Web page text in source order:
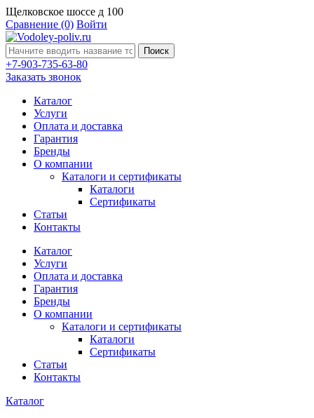
Щелковское шоссе д 100
Сравнение (0) Войти
Поиск
+7-903-735-63-80
Заказать звонок
Каталог
Услуги
Оплата и доставка
Гарантия
Бренды
О компании
Каталоги и сертификаты
Каталоги
Сертификаты
Статьи
Контакты
Каталог
Услуги
Оплата и доставка
Гарантия
Бренды
О компании
Каталоги и сертификаты
Каталоги
Сертификаты
Статьи
Контакты
Каталог